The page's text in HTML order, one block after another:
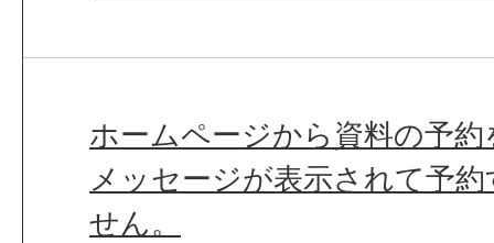
ホームページから資料の予
メッセージが表示されて予
せん。